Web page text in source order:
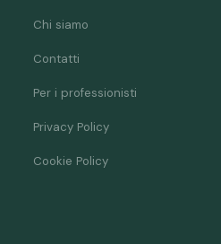
Chi siamo
Contatti
Per i professionisti
Privacy Policy
Cookie Policy